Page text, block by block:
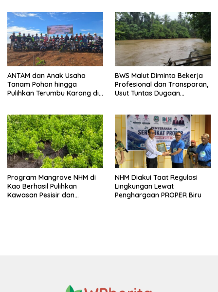
ANTAM dan Anak Usaha
Tanam Pohon hingga
Pulihkan Terumbu Karang di
BWS Malut Diminta Bekerja
Profesional dan Transparan,
Usut Tuntas Dugaan
Program Mangrove NHM di
Kao Berhasil Pulihkan
Kawasan Pesisir dan
NHM Diakui Taat Regulasi
Lingkungan Lewat
Penghargaan PROPER Biru